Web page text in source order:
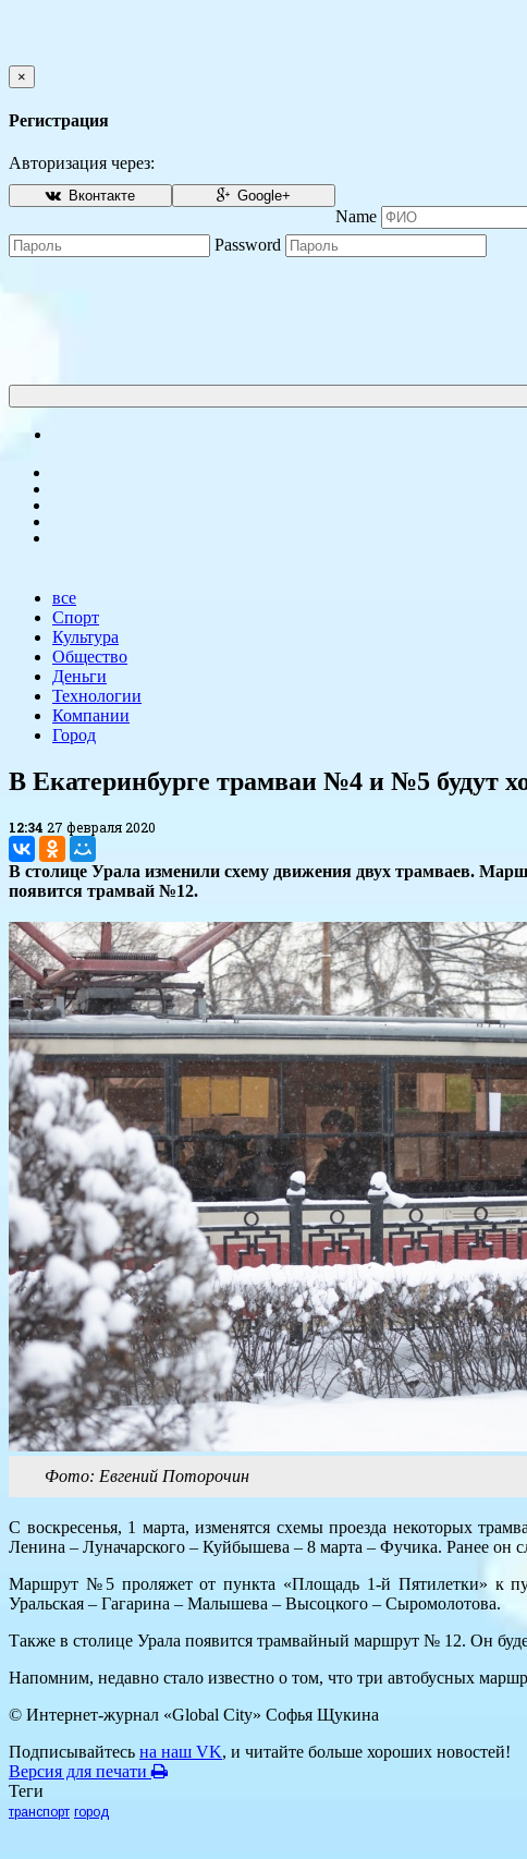
×
Регистрация
Авторизация через:
Вконтакте Google+
Name
Password
все
Спорт
Культура
Общество
Деньги
Технологии
Компании
Город
В Екатеринбурге трамваи №4 и №5 будут
12:34 27 февраля 2020
В столице Урала изменили схему движения двух трамваев.
появится трамвай №12.
Фото: Евгений Поторочин
С воскресенья, 1 марта, изменятся схемы проезда некоторых
Ленина – Луначарского – Куйбышева – 8 марта – Фучика. Ранее
Маршрут №5 проляжет от пункта «Площадь 1-й Пятилетки» к
Уральская – Гагарина – Малышева – Высоцкого – Сыромолотова.
Также в столице Урала появится трамвайный маршрут № 12. Он
Напомним, недавно стало известно о том, что три автобусных
© Интернет-журнал «Global City» Софья Щукина
Подписывайтесь на наш VK, и читайте больше хороших новостей!
Версия для печати
Теги
транспорт город